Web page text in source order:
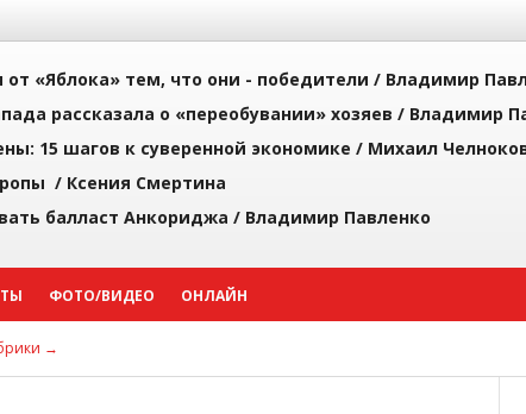
«Яблока» тем, что они - победители / Владимир
рассказала о «переобувании» хозяев / Владимир
15 шагов к суверенной экономике / Михаил
/ Ксения Смертина
балласт Анкориджа / Владимир Павленко
ФОТО/ВИДЕО ОНЛАЙН
→